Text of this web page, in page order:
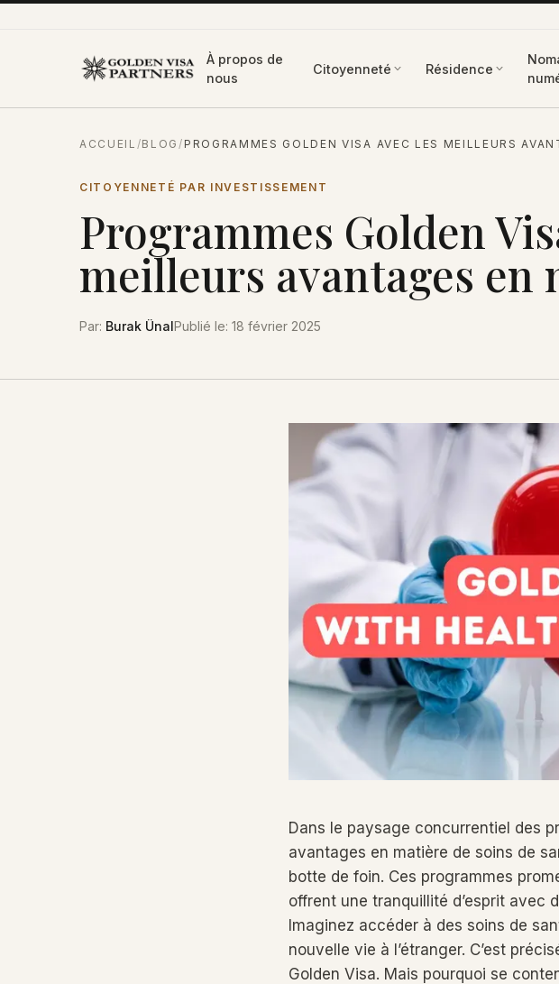
À propos de
nous
Citoyenneté Résidence
ACCUEIL /BLOG/ PROGRAMMES GOLDEN VISA AVEC LES MEILLEURS
CITOYENNETÉ PAR INVESTISSEMENT
Programmes Golden
meilleurs avantages en
Par: Burak ÜnalPublié le: 18 février 2025
Dans le paysage concurrentiel des
avantages en matière de soins de
botte de foin. Ces programmes
offrent une tranquillité d’esprit avec
Imaginez accéder à des soins de
nouvelle vie à l’étranger. C’est
Golden Visa. Mais pourquoi se